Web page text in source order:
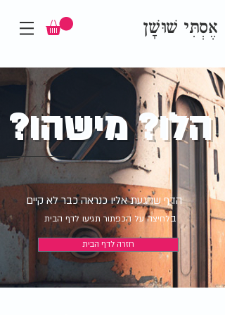
אֶסְתִּי שׁוּשָׁן
הלו? מישהו?
הדף שהגעת אליו כנראה כבר לא קיים
בלחיצה על הכפתור תגיעו לדף הבית
חזרה לדף הבית